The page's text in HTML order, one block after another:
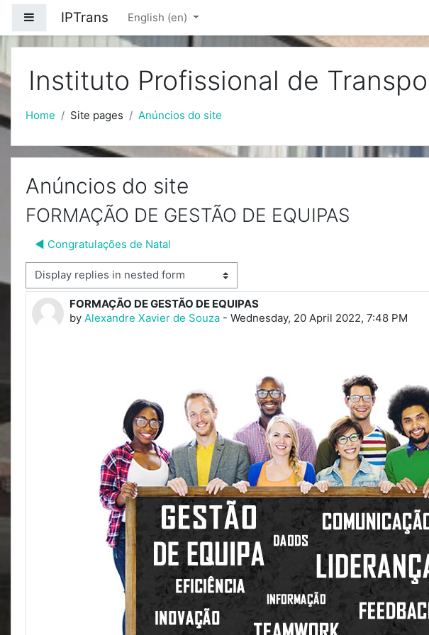
Side panel
IPTrans English ‎(en)‎
Instituto Profissional de
Home Site pages Anúncios do site
Anúncios do site
FORMAÇÃO DE GESTÃO DE EQUIPAS
◀︎ Congratulações de Natal
mode
FORMAÇÃO DE GESTÃO DE EQUIPAS
by Alexandre Xavier de Souza - Wednesday, 20 April 2022, 7:48 PM
Number of replies: 0